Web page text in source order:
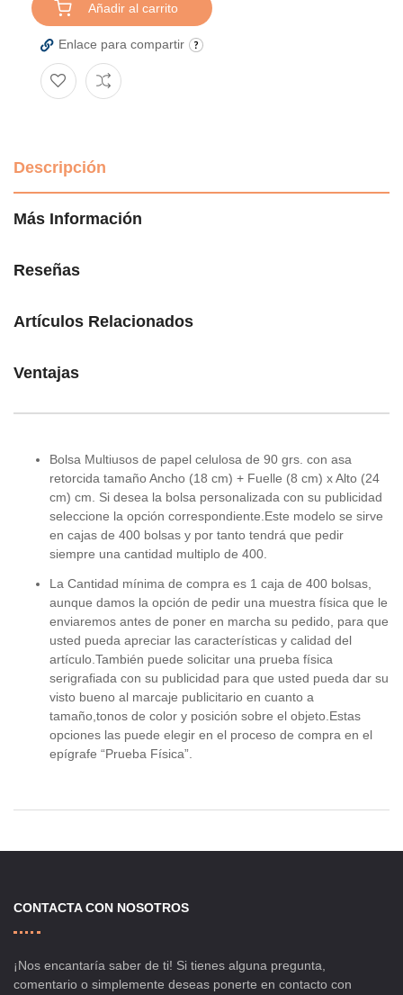
Añadir al carrito
Enlace para compartir
Descripción
Más Información
Reseñas
Artículos Relacionados
Ventajas
Bolsa Multiusos de papel celulosa de 90 grs. con asa
retorcida tamaño Ancho (18 cm) + Fuelle (8 cm) x Alto (24
cm) cm. Si desea la bolsa personalizada con su publicidad
seleccione la opción correspondiente.Este modelo se sirve
en cajas de 400 bolsas y por tanto tendrá que pedir
siempre una cantidad multiplo de 400.
La Cantidad mínima de compra es 1 caja de 400 bolsas,
aunque damos la opción de pedir una muestra física que le
enviaremos antes de poner en marcha su pedido, para que
usted pueda apreciar las características y calidad del
artículo.También puede solicitar una prueba física
serigrafiada con su publicidad para que usted pueda dar su
visto bueno al marcaje publicitario en cuanto a
tamaño,tonos de color y posición sobre el objeto.Estas
opciones las puede elegir en el proceso de compra en el
epígrafe “Prueba Física”.
CONTACTA CON NOSOTROS
¡Nos encantaría saber de ti! Si tienes alguna pregunta,
comentario o simplemente deseas ponerte en contacto con